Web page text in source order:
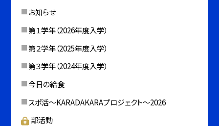
お知らせ
第１学年（2026年度入学）
第２学年（2025年度入学）
第３学年（2024年度入学）
今日の給食
スポ活～KARADAKARAプロジェクト～2026
部活動